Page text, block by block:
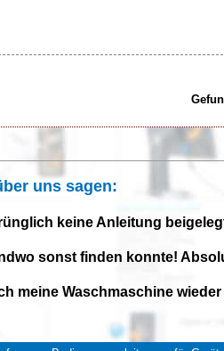
uns sagen:
keine Anleitung
sonst finden konnte!
meine Waschmaschine